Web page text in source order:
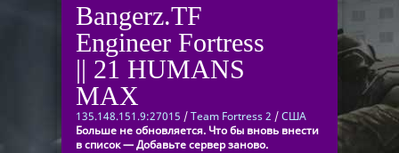
Bangerz.TF
Engineer Fortress
|| 21 HUMANS
MAX
135.148.151.9:27015 /Team Fortress 2 /США
Больше не обновляется. Что бы вновь внести
в список — Добавьте сервер заново.